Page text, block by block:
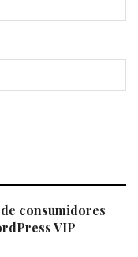
consumidores
VIP